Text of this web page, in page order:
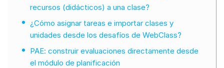
recursos (didácticos) a una clase?
¿Cómo asignar tareas e importar clases y
unidades desde los desafíos de WebClass?
PAE: construir evaluaciones directamente desde
el módulo de planificación